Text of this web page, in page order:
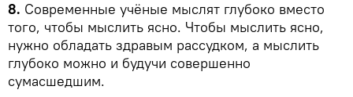
8. Современные учёные мыслят глубоко вместо
того, чтобы мыслить ясно. Чтобы мыслить ясно,
нужно обладать здравым рассудком, а мыслить
глубоко можно и будучи совершенно
сумасшедшим.